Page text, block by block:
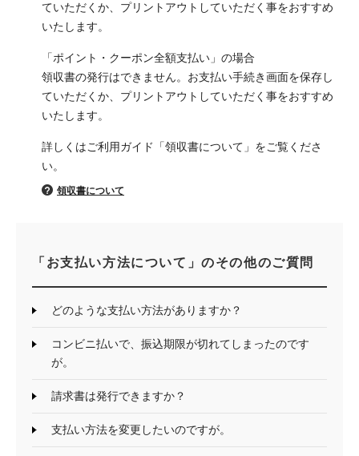
ていただくか、プリントアウトしていただく事をおすすめ
いたします。
「ポイント・クーポン全額支払い」の場合
領収書の発行はできません。お支払い手続き画面を保存し
ていただくか、プリントアウトしていただく事をおすすめ
いたします。
詳しくはご利用ガイド「領収書について」をご覧くださ
い。
領収書について
「お支払い方法について」のその他のご質問
どのような支払い方法がありますか？
コンビニ払いで、振込期限が切れてしまったのです
が。
請求書は発行できますか？
支払い方法を変更したいのですが。